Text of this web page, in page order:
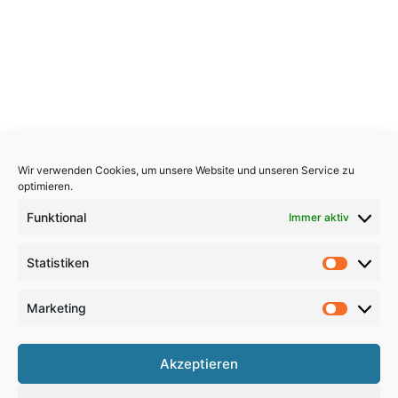
Wir verwenden Cookies, um unsere Website und unseren Service zu
optimieren.
Funktional Immer aktiv
Statistiken
Marketing
Akzeptieren
Copyright 2026, All Rights Reserved